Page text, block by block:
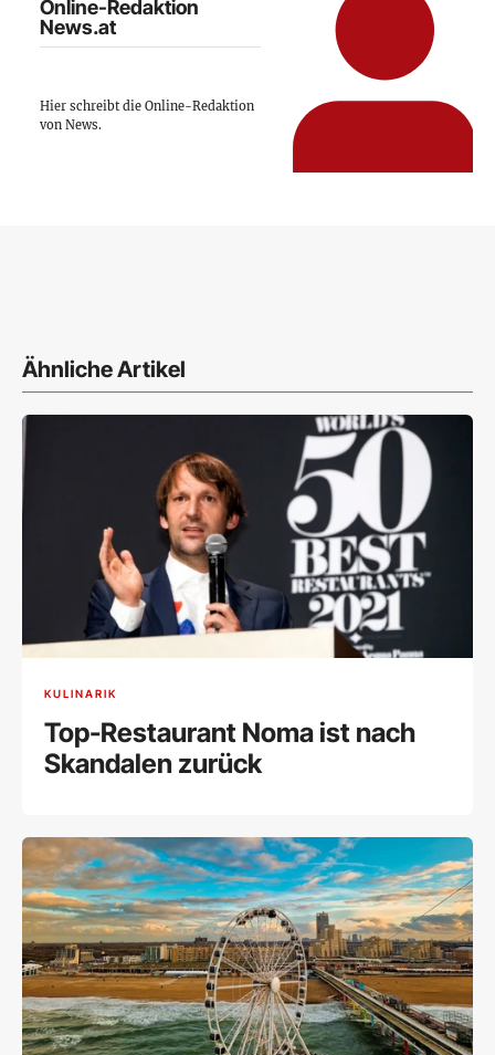
Online-Redaktion
News.at
Hier schreibt die Online-Redaktion
von News.
Ähnliche Artikel
KULINARIK
Top-Restaurant Noma ist nach
Skandalen zurück